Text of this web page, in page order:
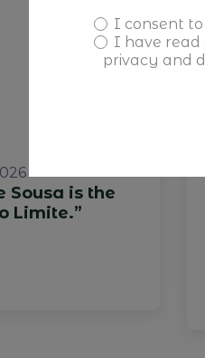
Sousa is the
Limite.”
I consent
I have read
privacy and